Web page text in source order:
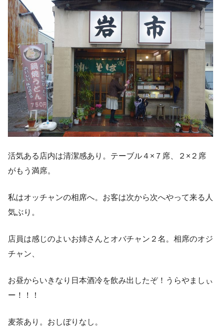
活気ある店内は清潔感あり。テーブル４×７席、２×２席
がもう満席。
私はオッチャンの相席へ。お客は次から次へやって来る人
気ぶり。
店員は感じのよいお姉さんとオバチャン２名。相席のオジ
チャン、
お昼からいきなり日本酒冷を飲み出したぞ！うらやましぃ
ー！！！
麦茶あり。おしぼりなし。